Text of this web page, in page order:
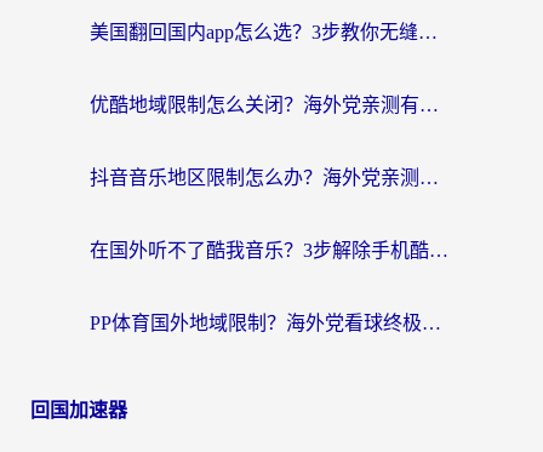
美国翻回国内app怎么选？3步教你无缝刷剧、登12123、访问国内网站
优酷地域限制怎么关闭？海外党亲测有效的追剧加速器选择指南
抖音音乐地区限制怎么办？海外党亲测有效的听歌自由指南
在国外听不了酷我音乐？3步解除手机酷我音乐海外限制，附实测好用加速器
PP体育国外地域限制？海外党看球终极方案：从欧洲杯到奥运会，中文解说不卡顿！
回国加速器